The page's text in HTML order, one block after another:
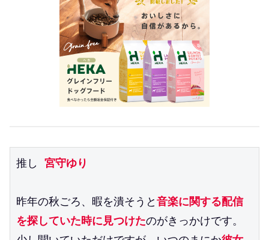
推し 宮守ゆり
昨年の秋ごろ、暇を潰そうと音楽に関する配信
を探していた時に見つけたのがきっかけです。